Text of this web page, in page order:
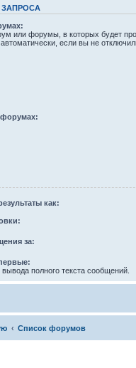
ЗАПРОСА
или форумы, в которых будет
автоматически, если вы не
как:
за:
полного текста сообщений.
Список форумов